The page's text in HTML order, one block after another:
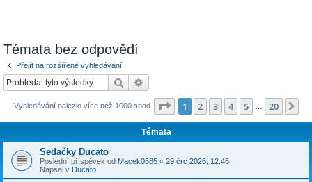
Témata bez odpovědí
Přejít na rozšířené vyhledávání
Hledat
Vyhledávání nalezlo více než 1000 shod Stránka z 20
1 2 3 4 5 20
Témata
Sedačky Ducato
Poslední příspěvek od Macek0585 « 29 črc 2026, 12:46
Napsal v Ducato